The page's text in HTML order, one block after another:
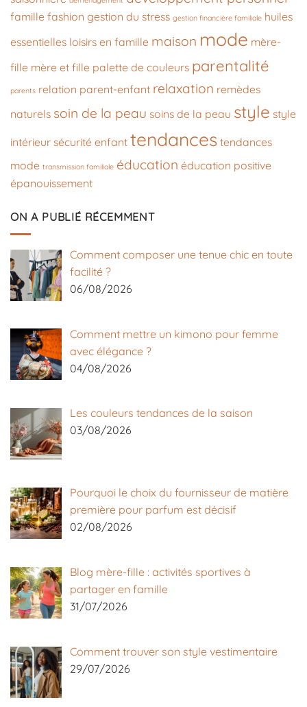
famille fashion gestion du stress gestion financière familiale huiles
essentielles loisirs en famille maison mode mère-
fille mère et fille palette de couleurs parentalité
parents relation parent-enfant relaxation remèdes
naturels soin de la peau soins de la peau style style
intérieur sécurité enfant tendances tendances
mode transmission familiale éducation éducation positive
épanouissement
ON A PUBLIÉ RÉCEMMENT
Comment composer une tenue chic en toute
facilité ?
06/08/2026
Comment mettre un kimono pour femme
avec élégance ?
04/08/2026
Les couleurs tendances de la saison
03/08/2026
Pourquoi le choix du fournisseur de matière
première pour parfum est décisif
02/08/2026
Blog mère-fille : activités sportives à
partager en famille
31/07/2026
Comment trouver son style vestimentaire
29/07/2026